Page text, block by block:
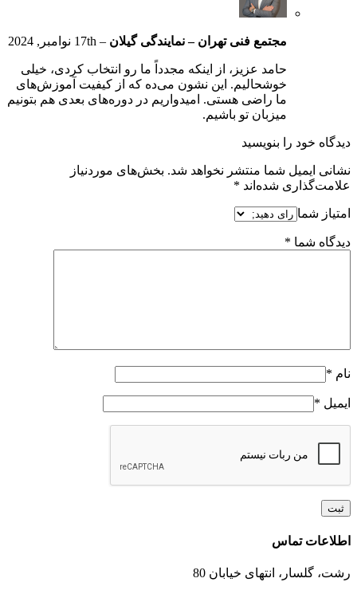
مجتمع فنی تهران – نمایندگی گیلان – 17th نوامبر, 2024
حامد عزیز، از اینکه مجدداً ما رو انتخاب کردی، خیلی
خوشحالیم. این نشون می‌ده که از کیفیت آموزش‌های
ما راضی هستی. امیدواریم در دوره‌های بعدی هم بتونیم
میزبان تو باشیم.
دیدگاه خود را بنویسید
نشانی ایمیل شما منتشر نخواهد شد. بخش‌های موردنیاز
علامت‌گذاری شده‌اند *
امتیاز شما
دیدگاه شما *
نام *
ایمیل *
Toggle
Bar
Area
اطلاعات تماس
رشت، گلسار، انتهای خیابان 80